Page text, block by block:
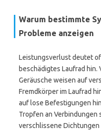
Warum bestimmte
Probleme anzeigen
Leistungsverlust deutet
beschädigtes Laufrad
Geräusche weisen auf
Fremdkörper im Laufrad
auf lose Befestigungen
Tropfen an Verbindungen
verschlissene Dichtungen